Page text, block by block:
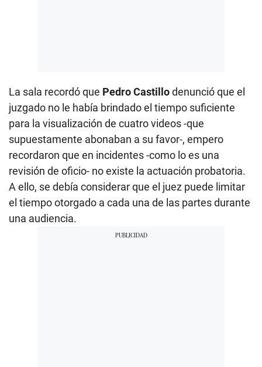
La sala recordó que Pedro Castillodenunció que el
juzgado no le había brindado el tiempo suficiente
para la visualización de cuatro videos -que
supuestamente abonaban a su favor-, empero
recordaron que en incidentes -como lo es una
revisión de oficio- no existe la actuación probatoria.
A ello, se debía considerar que el juez puede limitar
el tiempo otorgado a cada una de las partes durante
una audiencia.